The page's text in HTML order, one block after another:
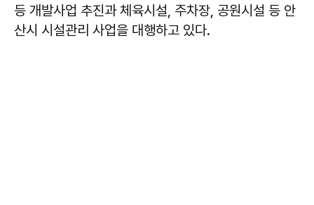
등 개발사업 추진과 체육시설, 주차장, 공원시설 등 안
산시 시설관리 사업을 대행하고 있다.